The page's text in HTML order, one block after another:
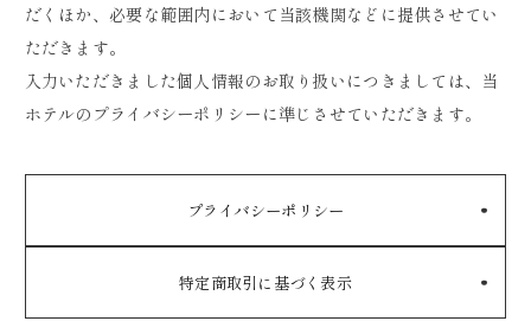
だくほか、必要な範囲内において当該機関などに提供させてい
ただきます。
入力いただきました個人情報のお取り扱いにつきましては、当
ホテルのプライバシーポリシーに準じさせていただきます。
プライバシーポリシー
特定商取引に基づく表示